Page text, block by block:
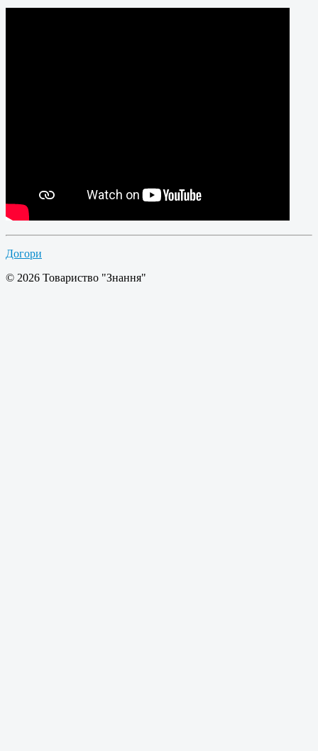
Догори
© 2026 Товариство "Знання"